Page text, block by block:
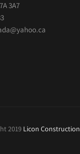
3A7
2019 Licon Construction